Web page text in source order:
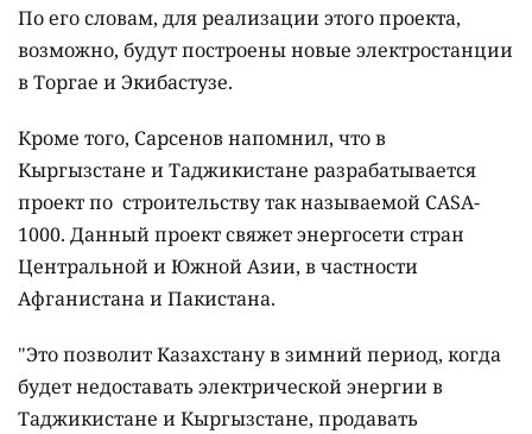
По его словам, для реализации этого проекта,
возможно, будут построены новые электростанции
в Торгае и Экибастузе.
Кроме того, Сарсенов напомнил, что в
Кыргызстане и Таджикистане разрабатывается
проект по строительству так называемой CASA-
1000. Данный проект свяжет энергосети стран
Центральной и Южной Азии, в частности
Афганистана и Пакистана.
"Это позволит Казахстану в зимний период, когда
будет недоставать электрической энергии в
Таджикистане и Кыргызстане, продавать